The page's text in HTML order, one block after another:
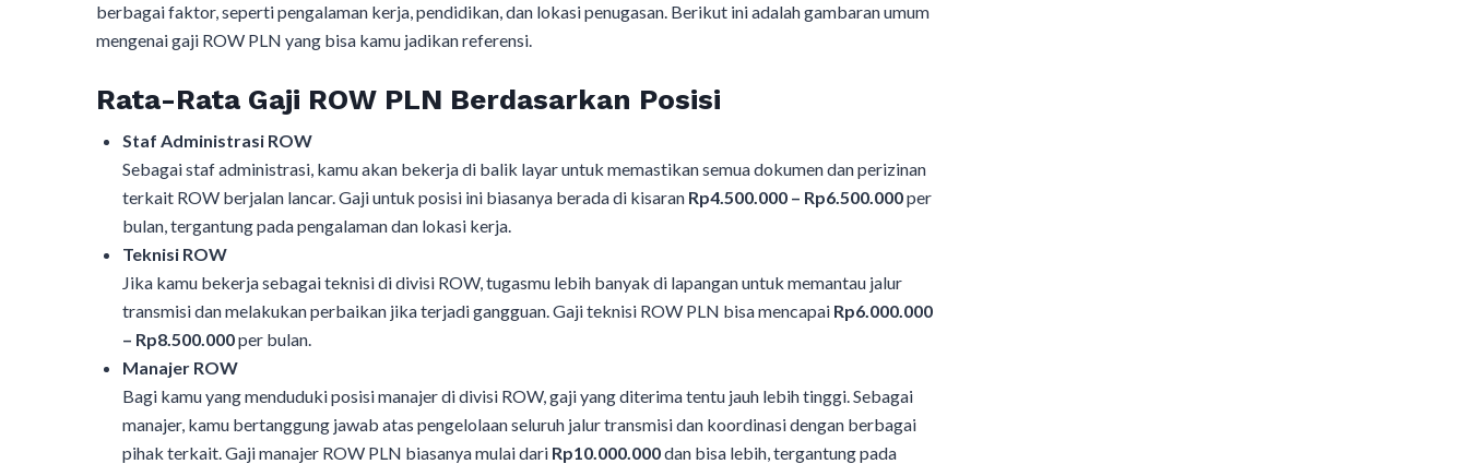
berbagai faktor, seperti pengalaman kerja, pendidikan, dan lokasi penugasan. Berikut ini adalah gambaran umum
mengenai gaji ROW PLN yang bisa kamu jadikan referensi.
Rata-Rata Gaji ROW PLN Berdasarkan Posisi
Staf Administrasi ROW
Sebagai staf administrasi, kamu akan bekerja di balik layar untuk memastikan semua dokumen dan perizinan
terkait ROW berjalan lancar. Gaji untuk posisi ini biasanya berada di kisaran Rp4.500.000 – Rp6.500.000per
bulan, tergantung pada pengalaman dan lokasi kerja.
Teknisi ROW
Jika kamu bekerja sebagai teknisi di divisi ROW, tugasmu lebih banyak di lapangan untuk memantau jalur
transmisi dan melakukan perbaikan jika terjadi gangguan. Gaji teknisi ROW PLN bisa mencapai Rp6.000.000
– Rp8.500.000per bulan.
Manajer ROW
Bagi kamu yang menduduki posisi manajer di divisi ROW, gaji yang diterima tentu jauh lebih tinggi. Sebagai
manajer, kamu bertanggung jawab atas pengelolaan seluruh jalur transmisi dan koordinasi dengan berbagai
pihak terkait. Gaji manajer ROW PLN biasanya mulai dari Rp10.000.000dan bisa lebih, tergantung pada